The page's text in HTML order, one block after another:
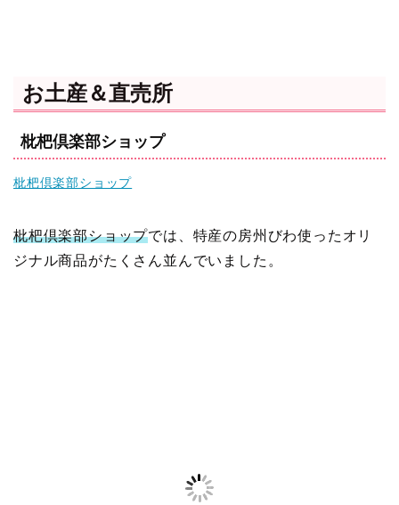
お土産＆直売所
枇杷倶楽部ショップ
枇杷倶楽部ショップ
枇杷倶楽部ショップでは、特産の房州びわ使ったオリ
ジナル商品がたくさん並んでいました。